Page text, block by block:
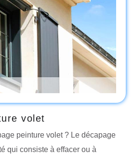
volet
peinture volet ? Le décapage
qui consiste à effacer ou à